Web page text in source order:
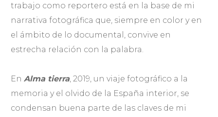
trabajo como reportero está en la base de mi
narrativa fotográfica que, siempre en color y en
el ámbito de lo documental, convive en
estrecha relación con la palabra.
En Alma tierra , 2019, un viaje fotográfico a la
memoria y el olvido de la España interior, se
condensan buena parte de las claves de mi